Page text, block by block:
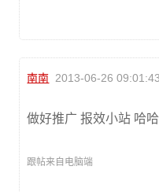
南南 2013-06-26 09:01:43
做好推广 报效小站 哈哈
跟帖来自电脑端